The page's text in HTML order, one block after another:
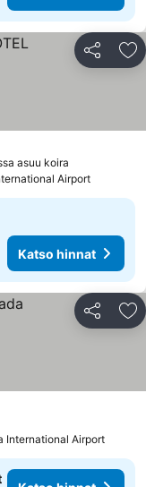
Jaa
asuu koira
Airport
Katso hinnat
Jaa
International Airport